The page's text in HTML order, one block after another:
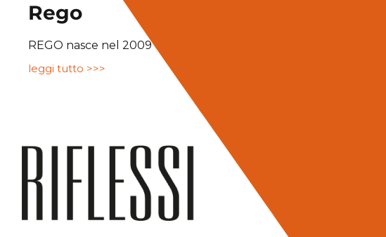
Rego
REGO nasce nel 2009 dal sogno di quattro amici: creare il miglior
leggi tutto >>>